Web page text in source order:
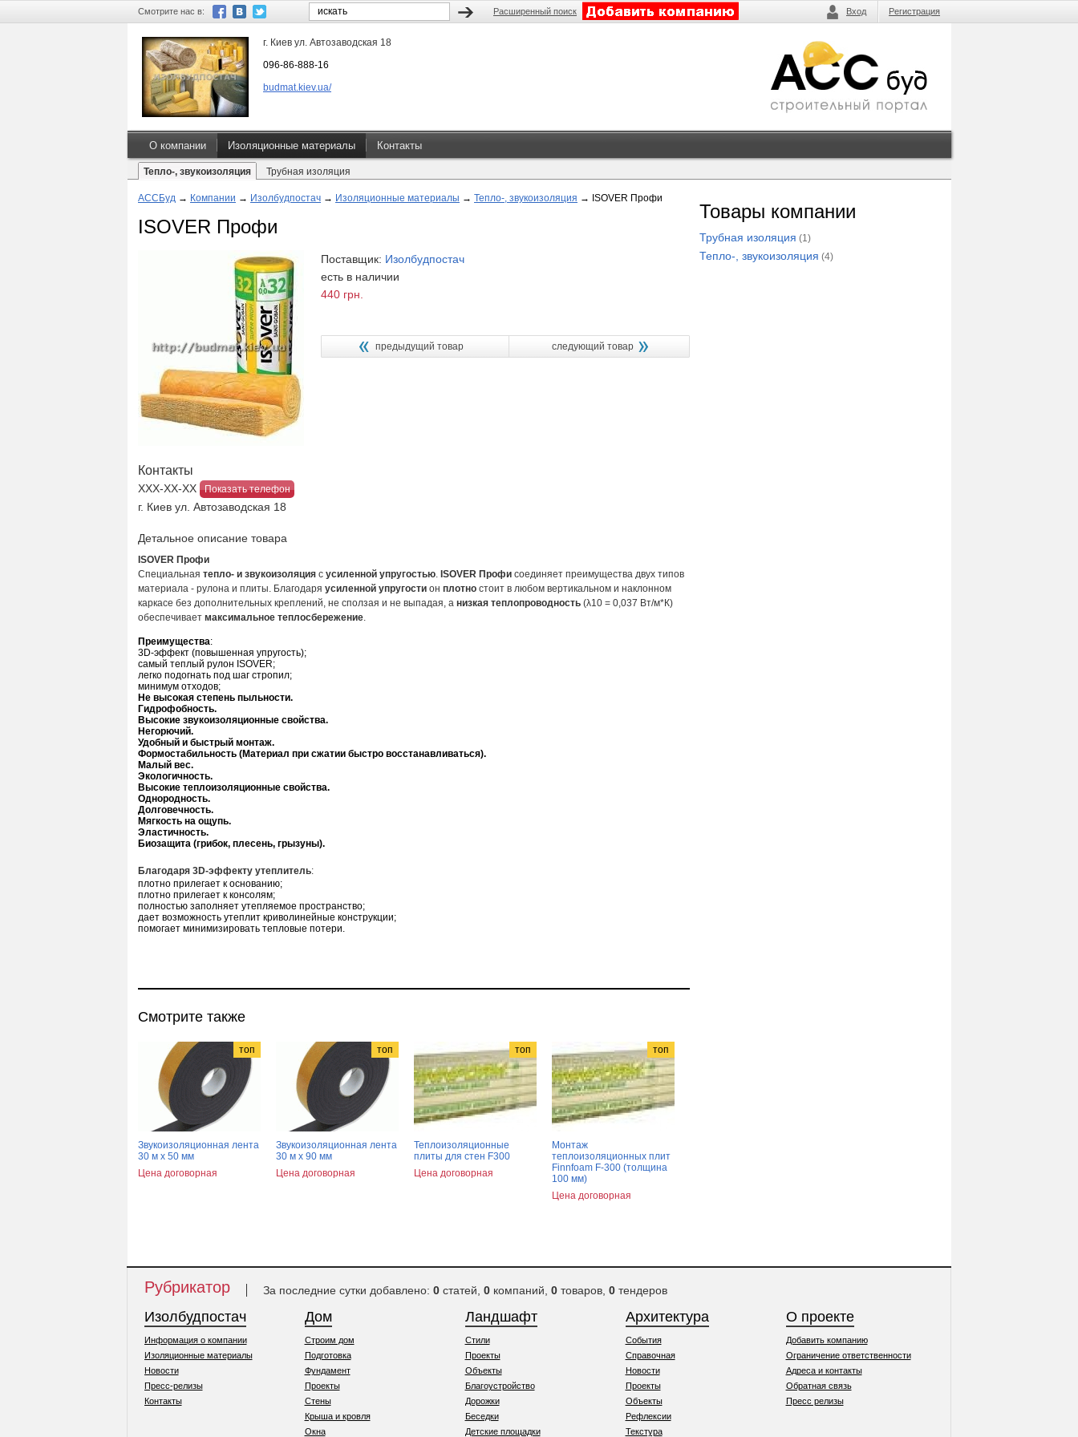
Смотрите нас в: Расширенный поиск Вход Регистрация
г. Киев ул. Автозаводская 18
096-86-888-16
budmat.kiev.ua/
О компании Изоляционные материалы Контакты
Тепло-, звукоизоляция Трубная изоляция
АССБуд → Компании → Изолбудпостач → Изоляционные материалы → Тепло-, звукоизоляция → ISOVER Профи
ISOVER Профи
Контакты
ХХХ-ХХ-ХХ Показать телефон
г. Киев ул. Автозаводская 18
Поставщик: Изолбудпостач
есть в наличии
440 грн.
предыдущий товар следующий товар
Детальное описание товара
SOVER Профи
Специальная тепло- и звукоизоляция с усиленной упругостью. ISOVER Профи соединяет преимущества двух типов
материала - рулона и плиты. Благодаря усиленной упругости он плотно стоит в любом вертикальном и наклонном
каркасе без дополнительных креплений, не сползая и не выпадая, а низкая теплопроводность (λ10 = 0,037 Вт/м*К)
обеспечивает максимальное теплосбережение.
Преимущества:
3D-эффект (повышенная упругость);
самый теплый рулон ISOVER;
легко подогнать под шаг стропил;
минимум отходов;
Не высокая степень пыльности.
Гидрофобность.
Высокие звукоизоляционные свойства.
Негорючий.
Удобный и быстрый монтаж.
Формостабильность (Материал при сжатии быстро восстанавливаться).
Малый вес.
Экологичность.
Высокие теплоизоляционные свойства.
Однородность.
Долговечность.
Мягкость на ощупь.
Эластичность.
Биозащита (грибок, плесень, грызуны).
Благодаря 3D-эффекту утеплитель:
плотно прилегает к основанию;
плотно прилегает к консолям;
полностью заполняет утепляемое пространство;
дает возможность утеплит криволинейные конструкции;
помогает минимизировать тепловые потери.
Смотрите также
топ
Звукоизоляционная лента
30 м x 50 мм
Цена договорная
топ
Звукоизоляционная лента
30 м x 90 мм
Цена договорная
топ
Теплоизоляционные
плиты для стен F300
Цена договорная
топ
Монтаж
теплоизоляционных плит
Finnfoam F-300 (толщина
100 мм)
Цена договорная
Товары компании
Трубная изоляция (1)
Тепло-, звукоизоляция (4)
Рубрикатор За последние сутки добавлено: 0статей, 0компаний, 0товаров, 0тендеров
Изолбудпостач
Информация о компании
Изоляционные материалы
Новости
Пресс-релизы
Контакты
Дом
Строим дом
Подготовка
Фундамент
Проекты
Стены
Крыша и кровля
Окна
Ландшафт
Стили
Проекты
Объекты
Благоустройство
Дорожки
Беседки
Детские площадки
Архитектура
События
Справочная
Новости
Проекты
Объекты
Рефлексии
Текстура
О проекте
Добавить компанию
Ограничение ответственности
Адреса и контакты
Обратная связь
Пресс релизы